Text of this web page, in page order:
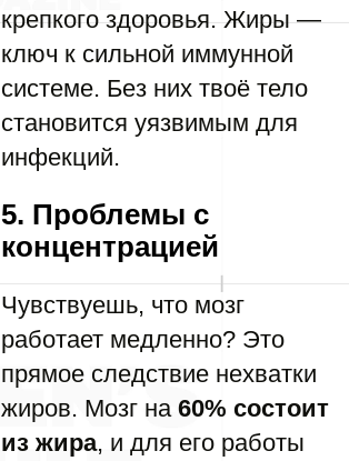
крепкого здоровья. Жиры —
ключ к сильной иммунной
системе. Без них твоё тело
становится уязвимым для
инфекций.
5. Проблемы с
концентрацией
Чувствуешь, что мозг
работает медленно? Это
прямое следствие нехватки
жиров. Мозг на 60% состоит
из жира, и для его работы